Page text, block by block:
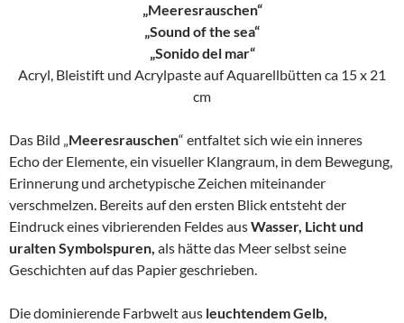
„Meeresrauschen“
„Sound of the sea“
„Sonido del mar“
Acryl, Bleistift und Acrylpaste auf Aquarellbütten ca 15 x 21
cm
Das Bild „Meeresrauschen“ entfaltet sich wie ein inneres
Echo der Elemente, ein visueller Klangraum, in dem Bewegung,
Erinnerung und archetypische Zeichen miteinander
verschmelzen. Bereits auf den ersten Blick entsteht der
Eindruck eines vibrierenden Feldes ausWasser, Licht und
uralten Symbolspuren, als hätte das Meer selbst seine
Geschichten auf das Papier geschrieben.
Die dominierende Farbwelt aus leuchtendem Gelb,